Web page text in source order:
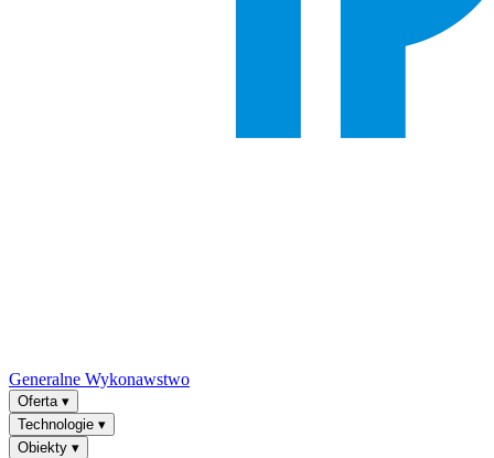
Generalne Wykonawstwo
Oferta ▾
Technologie ▾
Obiekty ▾